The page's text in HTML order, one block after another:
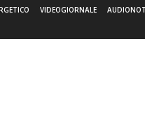
VIDEOGIORNALE